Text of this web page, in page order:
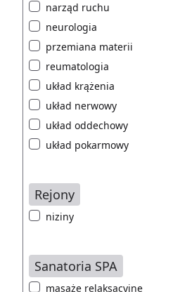
narząd ruchu
neurologia
przemiana materii
reumatologia
układ krążenia
układ nerwowy
układ oddechowy
układ pokarmowy
Rejony
niziny
Sanatoria SPA
masaże relaksacyjne